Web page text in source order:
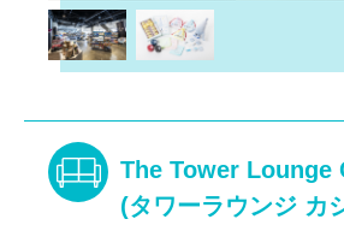
The Tower Lounge
(タワーラウンジ カ